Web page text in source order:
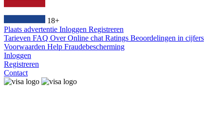
18+
Plaats advertentie Inloggen Registreren
Tarieven FAQ OverOnline chat Ratings Beoordelingen in cijfers
Voorwaarden Help Fraudebescherming
Inloggen
Registreren
Contact